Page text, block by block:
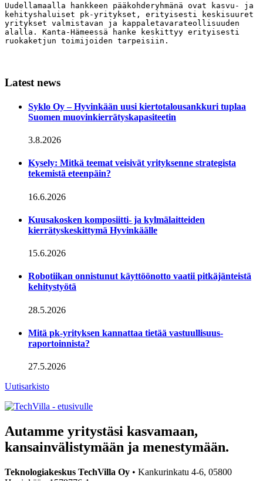
Uudellamaalla hankkeen pääkohderyhmänä ovat kasvu- ja
kehityshaluiset pk-yritykset, erityisesti keskisuuret
yritykset valmistavan ja kappaletavarateollisuuden
alalla. Kanta-Hämeessä hanke keskittyy erityisesti
ruokaketjun toimijoiden tarpeisiin.
Latest news
Syklo Oy – Hyvinkään uusi kiertotalousankkuri tuplaa
Suomen muovinkierrätyskapasiteetin
3.8.2026
Kysely: Mitkä teemat veisivät yrityksenne strategista
tekemistä eteenpäin?
16.6.2026
Kuusakosken komposiitti- ja kylmälaitteiden
kierrätyskeskittymä Hyvinkäälle
15.6.2026
Robotiikan onnistunut käyttöönotto vaatii pitkäjänteistä
kehitystyötä
28.5.2026
Mitä pk-yrityksen kannattaa tietää vastuullisuus­
raportoinnista?
27.5.2026
Uutisarkisto
link
link
Autamme yritystäsi kasvamaan,
kansainvälistymään ja menestymään.
Teknologiakeskus TechVilla Oy • Kankurinkatu 4-6, 05800